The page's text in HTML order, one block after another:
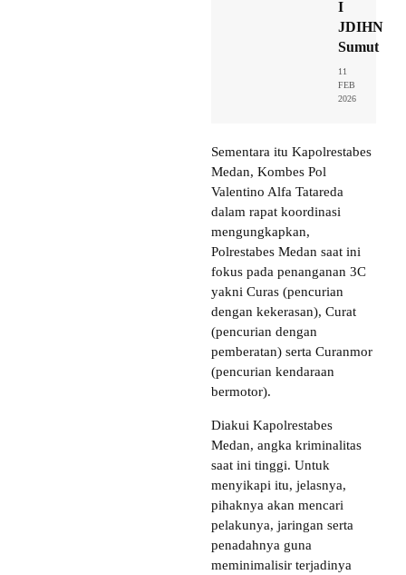
I
JDIHN
Sumut
11
FEB
2026
Sementara itu Kapolrestabes
Medan, Kombes Pol
Valentino Alfa Tatareda
dalam rapat koordinasi
mengungkapkan,
Polrestabes Medan saat ini
fokus pada penanganan 3C
yakni Curas (pencurian
dengan kekerasan), Curat
(pencurian dengan
pemberatan) serta Curanmor
(pencurian kendaraan
bermotor).
Diakui Kapolrestabes
Medan, angka kriminalitas
saat ini tinggi. Untuk
menyikapi itu, jelasnya,
pihaknya akan mencari
pelakunya, jaringan serta
penadahnya guna
meminimalisir terjadinya